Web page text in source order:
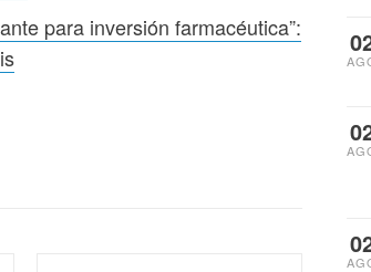
para inversión farmacéutica”: